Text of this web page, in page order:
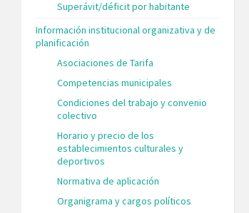
Superávit/déficit por habitante
Información institucional organizativa y de
planificación
Asociaciones de Tarifa
Competencias municipales
Condiciones del trabajo y convenio
colectivo
Horario y precio de los
establecimientos culturales y
deportivos
Normativa de aplicación
Organigrama y cargos políticos